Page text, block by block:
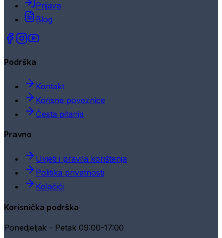
Prijava
Blog
Podrška
Kontakt
Korisne poveznice
Česta pitanja
Pravno
Uvjeti i pravila korištenja
Politika privatnosti
Kolačići
Korisnička podrška
Ponedjeljak - Petak 09:00-17:00